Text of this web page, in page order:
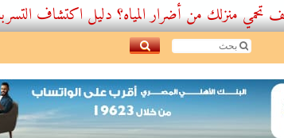
من أضرار المياه؟ دليل اكتشاف التسربات